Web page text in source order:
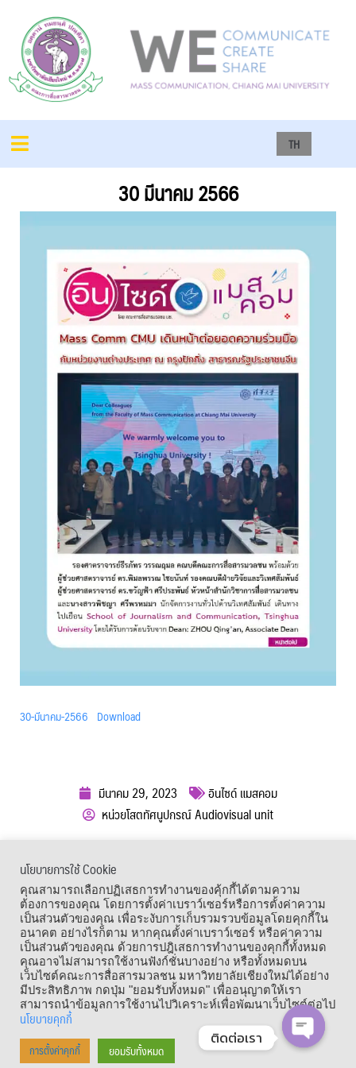
TH
30 มีนาคม 2566
30-มีนาคม-2566 Download
มีนาคม 29, 2023
อินไซด์ แมสคอม
หน่วยโสตทัศนูปกรณ์ Audiovisual unit
เมนูลัด
Copyright © 1964 – 2021 Faculty of Mass Communication, Chiang Mai
นโยบายการใช้ Cookie
คุณสามารถเลือกปฏิเสธการทำงานของคุ้กกี้ได้ตามความ
ต้องการของคุณ โดยการตั้งค่าเบราว์เซอร์หรือการตั้งค่าความ
เป็นส่วนตัวของคุณ เพื่อระงับการเก็บรวมรวบข้อมูลโดยคุกกี้ใน
อนาคต อย่างไรก็ตาม หากคุณตั้งค่าเบราว์เซอร์ หรือค่าความ
เป็นส่วนตัวของคุณ ด้วยการปฎิเสธการทำงานของคุกกี้ทั้งหมด
คุณอาจไม่สามารถใช้งานฟังก์ชั่นบางอย่าง หรือทั้งหมดบน
เว็บไซต์คณะการสื่อสารมวลชน มหาวิทยาลัยเชียงใหม่ได้อย่าง
มีประสิทธิภาพ กดปุ่ม "ยอมรับทั้งหมด" เพื่ออนุญาตให้เรา
สามารถนำข้อมูลการใช้งานไปวิเคราะห์เพื่อพัฒนาเว็บไซต์ต่อไป
นโยบายคุกกี้
การตั้งค่าคุกกี้ ยอมรับทั้งหมด
ติดต่อเรา
OPEN